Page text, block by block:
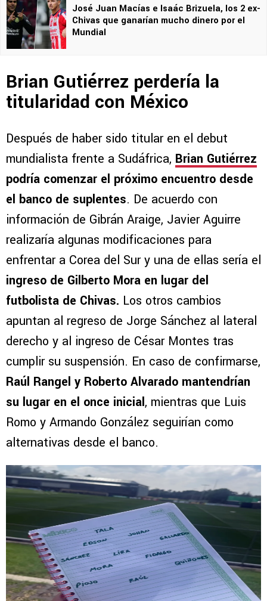
José Juan Macías e Isaác Brizuela, los 2 ex-
Chivas que ganarían mucho dinero por el
Mundial
Brian Gutiérrez perdería la
titularidad con México
Después de haber sido titular en el debut
mundialista frente a Sudáfrica, Brian Gutiérrez
podría comenzar el próximo encuentro desde
el banco de suplentes. De acuerdo con
información de Gibrán Araige, Javier Aguirre
realizaría algunas modificaciones para
enfrentar a Corea del Sur y una de ellas sería el
ingreso de Gilberto Mora en lugar del
futbolista de Chivas. Los otros cambios
apuntan al regreso de Jorge Sánchez al lateral
derecho y al ingreso de César Montes tras
cumplir su suspensión. En caso de confirmarse,
Raúl Rangel y Roberto Alvarado mantendrían
su lugar en el once inicial, mientras que Luis
Romo y Armando González seguirían como
alternativas desde el banco.